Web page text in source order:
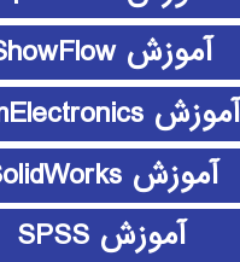
آموزش ShowFlow
آموزش SimElectronics
آموزش SolidWorks
آموزش SPSS